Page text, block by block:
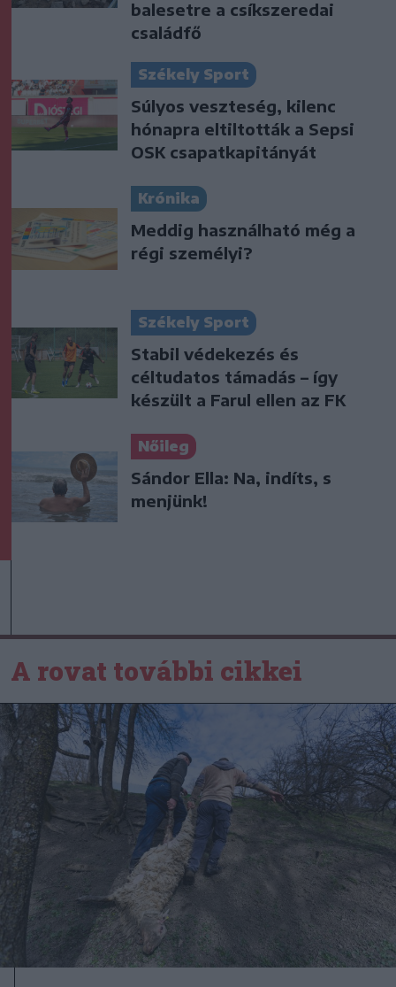
balesetre a csíkszeredai
családfő
Székely Sport
Súlyos veszteség, kilenc
hónapra eltiltották a Sepsi
OSK csapatkapitányát
Krónika
Meddig használható még a
régi személyi?
Székely Sport
Stabil védekezés és
céltudatos támadás – így
készült a Farul ellen az FK
Nőileg
Sándor Ella: Na, indíts, s
menjünk!
A rovat további cikkei